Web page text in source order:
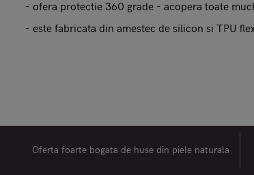
- ofera protectie 360 grade - acopera toate
- este fabricata din amestec de silicon si TPU
Oferta foarte bogata de huse din piele naturala